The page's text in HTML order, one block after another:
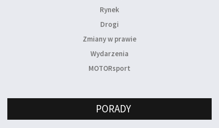
Rynek
Drogi
Zmiany w prawie
Wydarzenia
MOTORsport
PORADY